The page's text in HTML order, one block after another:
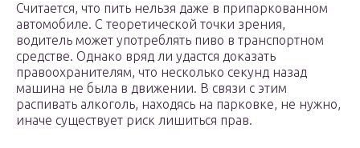
Считается, что пить нельзя даже в припаркованном
автомобиле. С теоретической точки зрения,
водитель может употреблять пиво в транспортном
средстве. Однако вряд ли удастся доказать
правоохранителям, что несколько секунд назад
машина не была в движении. В связи с этим
распивать алкоголь, находясь на парковке, не нужно,
иначе существует риск лишиться прав.